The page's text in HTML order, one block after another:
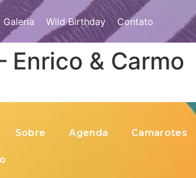
Galeria Wild Birthday Contato
Enrico & Carmo
Sobre Agenda Camarotes